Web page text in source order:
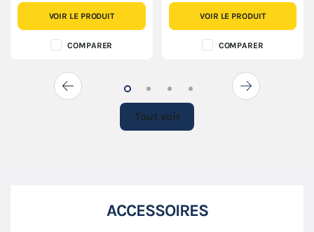
VOIR LE PRODUIT
COMPARER
VOIR LE PRODUIT
COMPARER
Tout voir
ACCESSOIRES